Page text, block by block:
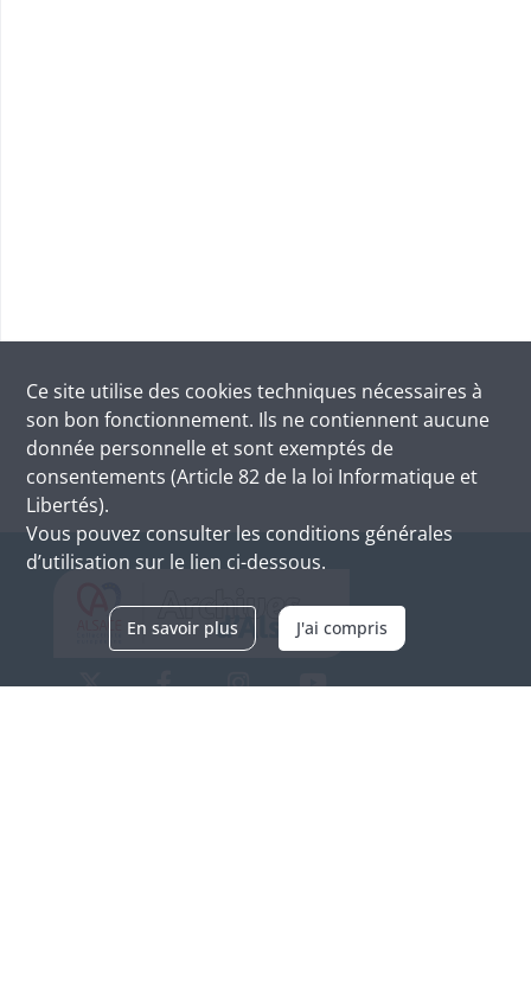
Ce site utilise des cookies techniques nécessaires à
son bon fonctionnement. Ils ne contiennent aucune
donnée personnelle et sont exemptés de
consentements (Article 82 de la loi Informatique et
Libertés).
Vous pouvez consulter les conditions générales
d’utilisation sur le lien ci-dessous.
En savoir plus J'ai compris